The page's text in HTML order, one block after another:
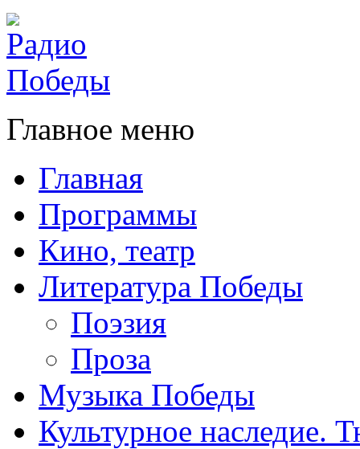
Главное меню
Главная
Программы
Кино, театр
Литература Победы
Поэзия
Проза
Музыка Победы
Культурное наследие.